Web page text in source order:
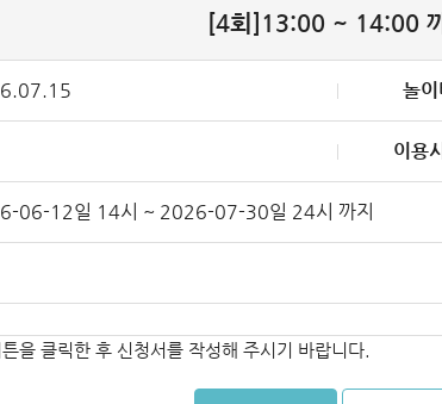
[4회]13:00 ~ 14:00
놀이
이용
06-12일 14시 ~ 2026-07-30일 24시 까지
을 클릭한 후 신청서를 작성해 주시기 바랍니다.